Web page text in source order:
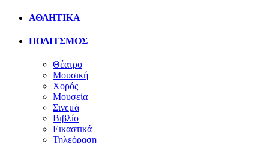
ΑΘΛΗΤΙΚΑ
ΠΟΛΙΤΣΜΟΣ
Θέατρο
Μουσική
Χορός
Μουσεία
Σινεμά
Βιβλίο
Εικαστικά
Τηλεόραση